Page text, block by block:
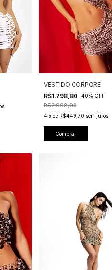
VESTIDO CORPORE
R$1.798,80 -40% OFF
R$2.998,00
4 x de R$449,70 sem juros
Comprar